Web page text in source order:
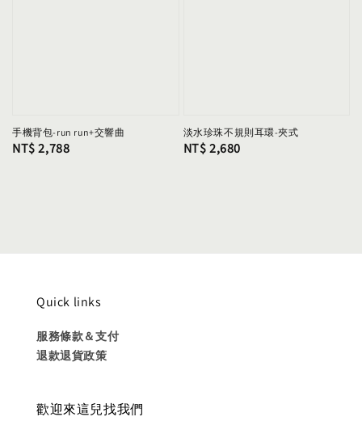
手機背包-run run+交響曲
Regular
NT$ 2,788
淡水珍珠不規則耳環-夾式
Regular
NT$ 2,680
Quick links
服務條款＆支付
退款退貨政策
歡迎來這兒找我們